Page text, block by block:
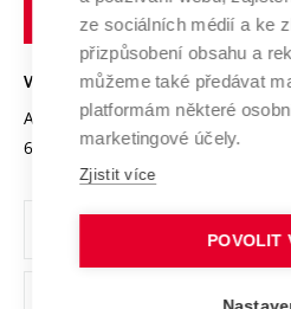
Open Science
Projekty
Projekty ze strukturálních fondů
Specifický výzkum
Mezinárodní dohody
Univerzitní sítě
Podnikavá univerzita / ContriBUTe
Bezpečná univerzita
Vyznamenání
Organizační struktura
Ochrana osobních údajů
VYSOKÉ UČENÍ TECHNICKÉ V
Antonínská 548/1
602 00 Brno
ze sociálních médií a ke
přizpůsobení obsahu a
můžeme také předávat
platformám některé
marketingové účely.
Zjistit více
POVOLIT